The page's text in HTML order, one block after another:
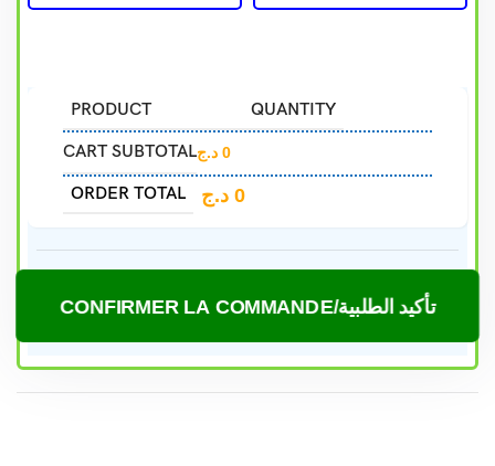
PRODUCT
QUANTITY
CART SUBTOTAL
0 د.ج
ORDER TOTAL 0 د.ج
CONFIRMER LA COMMANDE/تأكيد الطلبية